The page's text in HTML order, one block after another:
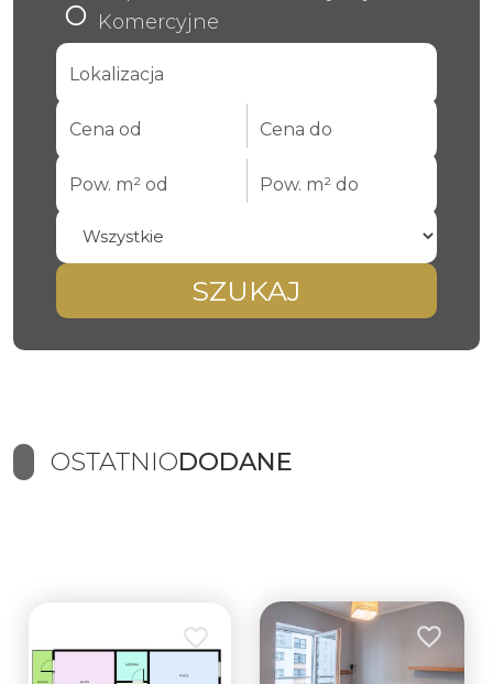
Komercyjne
SZUKAJ
OSTATNIODODANE
Dodaj do ulubionych Dodaj do